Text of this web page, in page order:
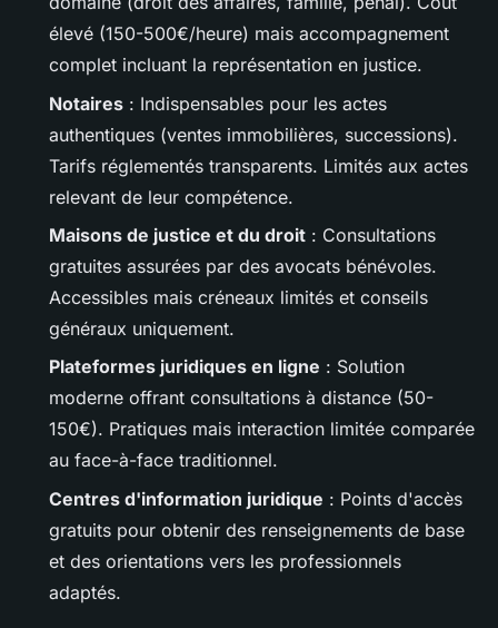
élevé (150-500€/heure) mais accompagnement
complet incluant la représentation en justice.
Notaires : Indispensables pour les actes
authentiques (ventes immobilières, successions).
Tarifs réglementés transparents. Limités aux actes
relevant de leur compétence.
Maisons de justice et du droit : Consultations
gratuites assurées par des avocats bénévoles.
Accessibles mais créneaux limités et conseils
généraux uniquement.
Plateformes juridiques en ligne : Solution
moderne offrant consultations à distance (50-
150€). Pratiques mais interaction limitée comparée
au face-à-face traditionnel.
Centres d'information juridique : Points d'accès
gratuits pour obtenir des renseignements de base
et des orientations vers les professionnels
adaptés.